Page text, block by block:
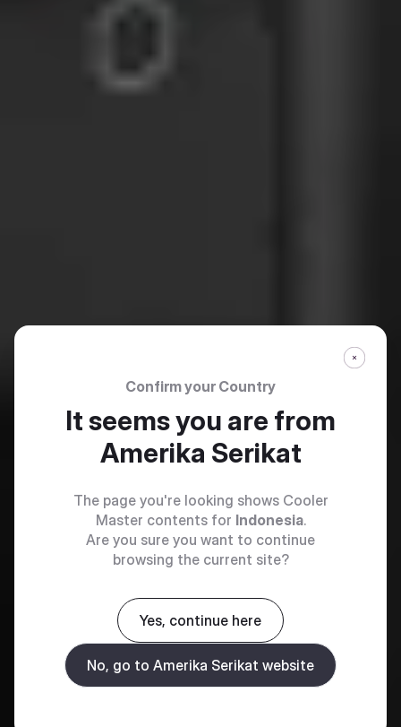
Confirm your Country
It seems you are from
Amerika Serikat
The page you're looking shows Cooler
Master contents for Indonesia.
Are you sure you want to continue
browsing the current site?
Yes, continue here
No, go to Amerika Serikat website